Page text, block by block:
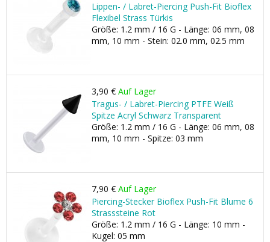
Lippen- / Labret-Piercing Push-Fit Bioflex
Flexibel Strass Türkis
Größe: 1.2 mm / 16 G - Länge: 06 mm, 08
mm, 10 mm - Stein: 02.0 mm, 02.5 mm
3,90 € Auf Lager
Tragus- / Labret-Piercing PTFE Weiß
Spitze Acryl Schwarz Transparent
Größe: 1.2 mm / 16 G - Länge: 06 mm, 08
mm, 10 mm - Spitze: 03 mm
7,90 € Auf Lager
Piercing-Stecker Bioflex Push-Fit Blume 6
Strasssteine Rot
Größe: 1.2 mm / 16 G - Länge: 10 mm -
Kugel: 05 mm